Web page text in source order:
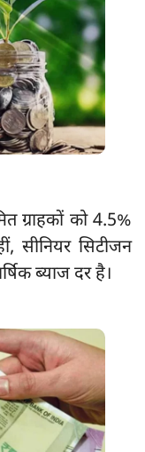
ग्राहकों को 4.5%
सीनियर सिटीजन
ब्याज दर है।